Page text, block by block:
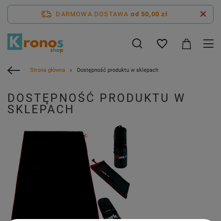
DARMOWA DOSTAWA od 50,00 zł
Strona główna Dostępność produktu w sklepach
DOSTĘPNOŚĆ PRODUKTU W
SKLEPACH